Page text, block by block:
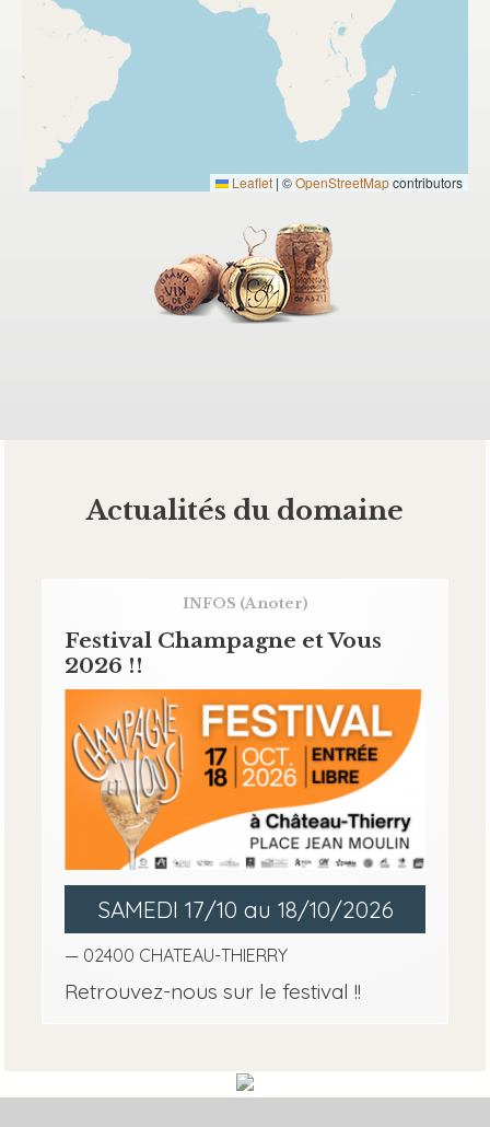
Leaflet | ©OpenStreetMapcontributors
Actualités du domaine
INFOS (A noter)
Festival Champagne et Vous
2026 !!
SAMEDI 17/10 au 18/10/2026
— 02400 CHATEAU-THIERRY
Retrouvez-nous sur le festival !!